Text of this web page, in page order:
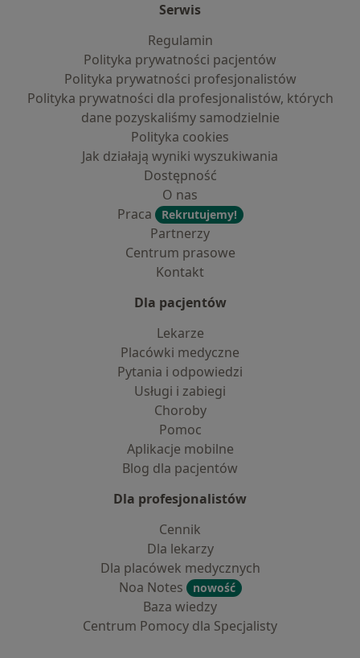
Serwis
Regulamin
Polityka prywatności pacjentów
Polityka prywatności profesjonalistów
Polityka prywatności dla profesjonalistów, których
dane pozyskaliśmy samodzielnie
Polityka cookies
Jak działają wyniki wyszukiwania
Dostępność
O nas
Praca
Rekrutujemy!
Partnerzy
Centrum prasowe
Kontakt
Dla pacjentów
Lekarze
Placówki medyczne
Pytania i odpowiedzi
Usługi i zabiegi
Choroby
Pomoc
Aplikacje mobilne
Blog dla pacjentów
Dla profesjonalistów
Cennik
Dla lekarzy
Dla placówek medycznych
Noa Notes
nowość
Baza wiedzy
Centrum Pomocy dla Specjalisty